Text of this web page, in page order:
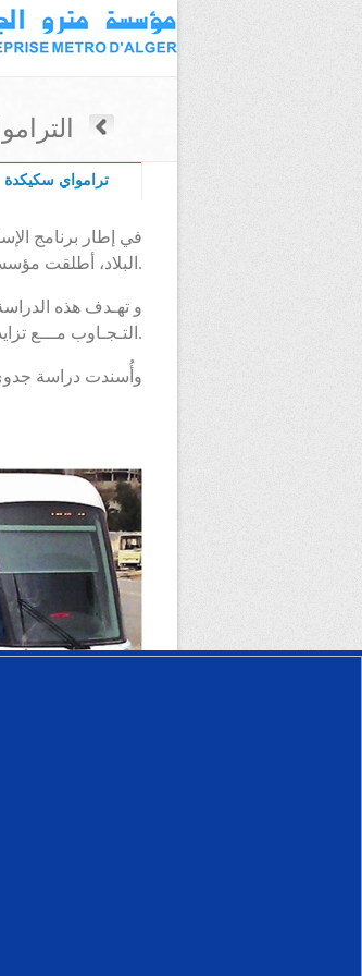
ترامواي سكيكدة
في إطار برنامج
البلاد، أطلقت مؤسسة مترو الجزائر دراسةجدوى لإدراج الترامواي كوسيلة نقل حضرية بولاية سكيكدة.
و تهـدف هذه
التـجـاوب مـــع تزايد متطلـبات سـكان سكيكدة في مجال النقل و لإنـجاح التنمية الحضرية بالمدينة.
وأُسندت دراسة